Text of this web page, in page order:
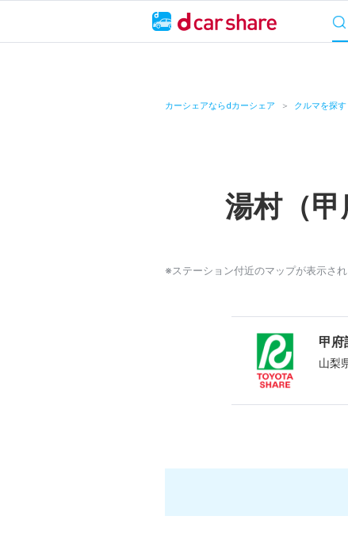
カーシェアならdカーシェア クルマを探す
湯村（
※ステーション付近のマップが表示さ
甲府
山梨
よくあるご質問